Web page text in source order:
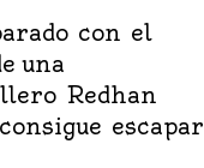
con el
una
Redhan
escapar